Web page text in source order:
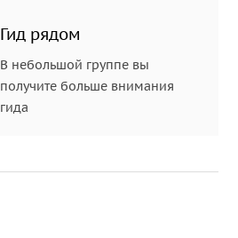
Гид рядом
В небольшой группе вы
получите больше внимания
гида